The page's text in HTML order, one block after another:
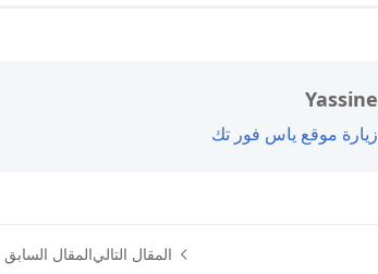
Yassine
زيارة موقع ياس فور تك
المقال التاليالمقال السابق